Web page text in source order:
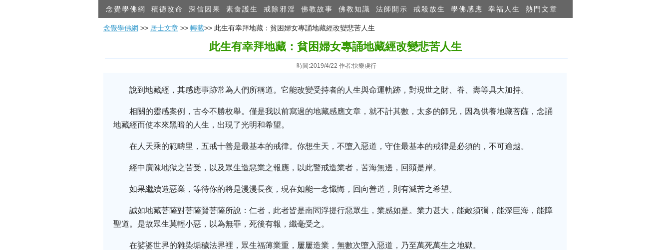
念覺學佛網 積德改命 深信因果 素食護生 戒除邪淫 佛教故事 佛教知識 法師開示 戒殺放生 學佛感應 幸福人生 熱門文章
念覺學佛網 >> 居士文章 >> 轉載>> 此生有幸拜地藏：貧困婦女專誦地藏經改變悲苦人生
此生有幸拜地藏：貧困婦女專誦地藏經改變悲苦人生
時間:2019/4/22 作者:快樂虔行
說到地藏經，其感應事跡常為人們所稱道。它能改變受持者的人生與命運軌跡，對現世之財、眷、壽等具大加持。
相關的靈感案例，古今不勝枚舉。僅是我以前寫過的地藏感應文章，就不計其數，太多的師兄，因為供養地藏菩薩，念誦
地藏經而使本來黑暗的人生，出現了光明和希望。
在人天乘的範疇里，五戒十善是最基本的戒律。你想生天，不墮入惡道，守住最基本的戒律是必須的，不可逾越。
經中廣陳地獄之苦受，以及眾生造惡業之報應，以此警戒造業者，苦海無邊，回頭是岸。
如果繼續造惡業，等待你的將是漫漫長夜，現在如能一念懺悔，回向善道，則有滅苦之希望。
誠如地藏菩薩對菩薩賢菩薩所說：仁者，此者皆是南閻浮提行惡眾生，業感如是。業力甚大，能敵須彌，能深巨海，能障
聖道。是故眾生莫輕小惡，以為無罪，死後有報，纖毫受之。
在娑婆世界的雜染垢穢法界裡，眾生福薄業重，屢屢造業，無數次墮入惡道，乃至萬死萬生之地獄。